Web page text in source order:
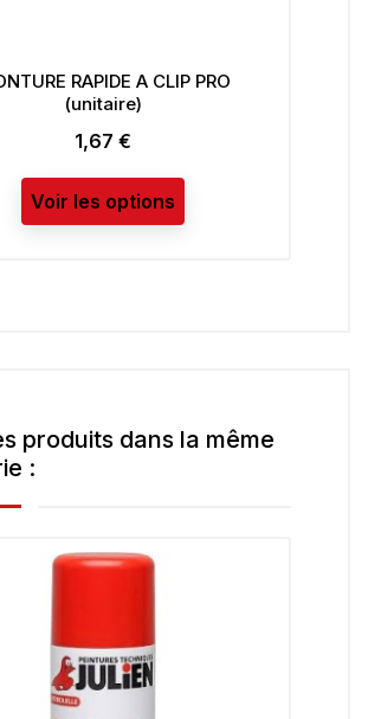
RAPIDE A CLIP PRO
(unitaire)
Prix
1,67 €
Voir les options
produits dans la même
: